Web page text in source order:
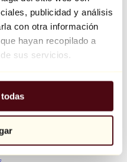
publicidad y análisis
con otra información
hayan recopilado a
sus servicios.